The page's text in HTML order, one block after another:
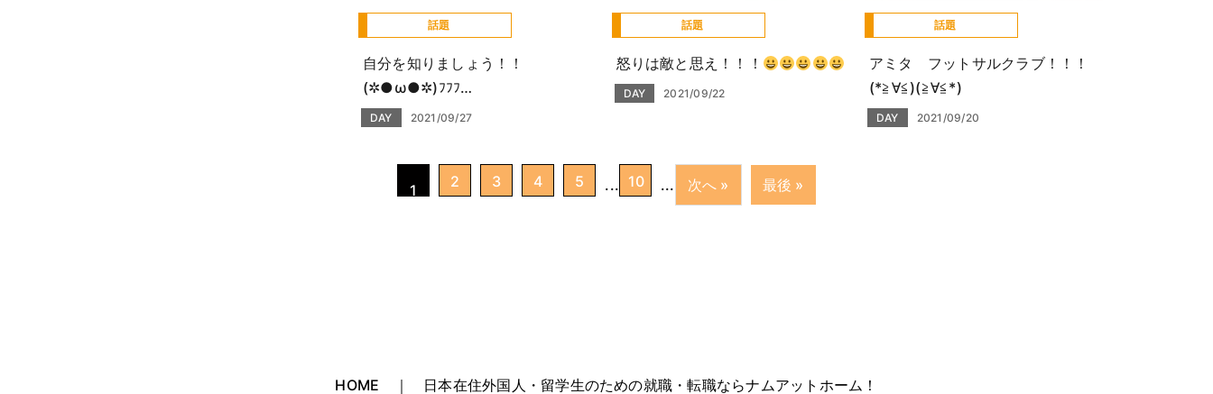
話題
自分を知りましょう！！
(✲●ω●✲)ﾌﾌﾌ…
DAY 2021/09/27
話題
怒りは敵と思え！！！
DAY 2021/09/22
話題
アミタ フットサルクラブ！！！
(*≧∀≦)(≧∀≦*)
DAY 2021/09/20
1 2 3 4 5 ... 10 ... 次へ » 最後 »
HOME ｜ 日本在住外国人・留学生のための就職・転職ならナムアットホーム！